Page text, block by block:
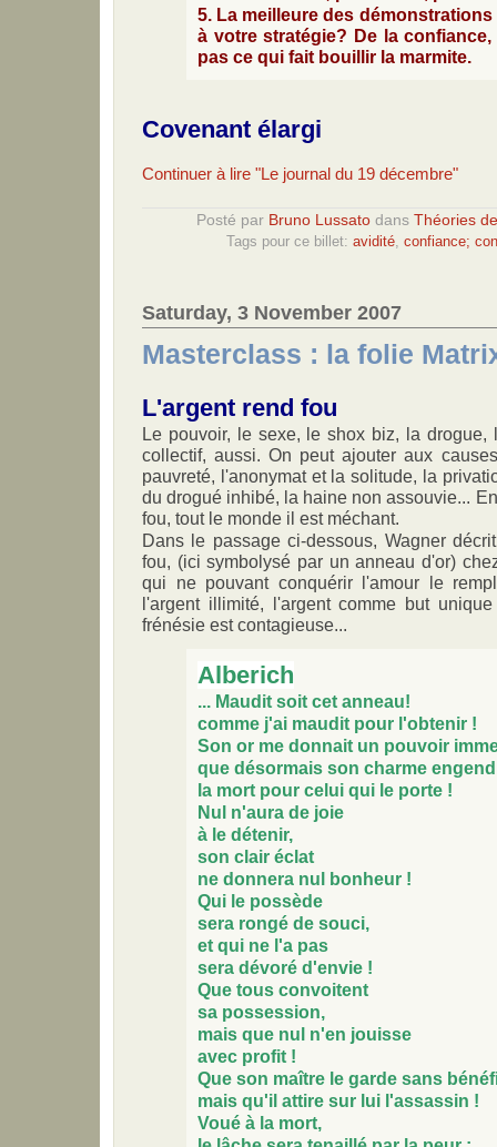
5. La meilleure des
à votre stratégie? De la
pas ce qui fait bouillir la marmite.
Covenant élargi
Continuer à lire "Le journal du 19 décembre"
Posté par Bruno Lussato dans Théories
Tags pour ce billet: avidité confiance;
Saturday, 3 November 2007
Masterclass : la folie
L'argent rend fou
Le pouvoir, le sexe, le shox biz, la drogue,
collectif, aussi. On peut ajouter aux
pauvreté, l'anonymat et la solitude, la
du drogué inhibé, la haine non assouvie...
fou, tout le monde il est méchant.
Dans le passage ci-dessous, Wagner
fou, (ici symbolysé par un anneau d'or)
qui ne pouvant conquérir l'amour le
l'argent illimité, l'argent comme but
frénésie est contagieuse...
Alberich
... Maudit soit cet anneau!
comme j'ai maudit pour l'obtenir !
Son or me donnait un pouvoir
que désormais son charme
la mort pour celui qui le porte !
Nul n'aura de joie
à le détenir,
son clair éclat
ne donnera nul bonheur !
Qui le possède
sera rongé de souci,
et qui ne l'a pas
sera dévoré d'envie !
Que tous convoitent
sa possession,
mais que nul n'en jouisse
avec profit !
Que son maître le garde sans
mais qu'il attire sur lui l'assassin !
Voué à la mort,